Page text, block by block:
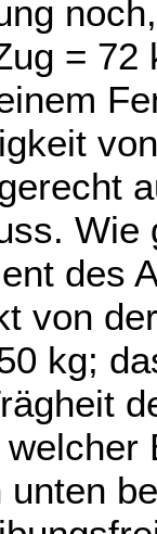
=
des
von
kg;